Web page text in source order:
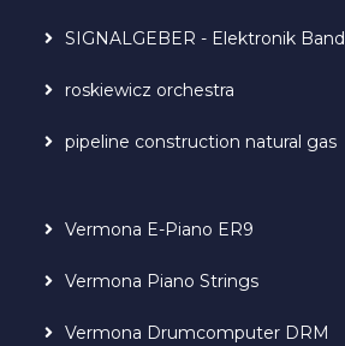
SIGNALGEBER - Elektronik Band
roskiewicz orchestra
pipeline construction natural gas
Vermona E-Piano ER9
Vermona Piano Strings
Vermona Drumcomputer DRM